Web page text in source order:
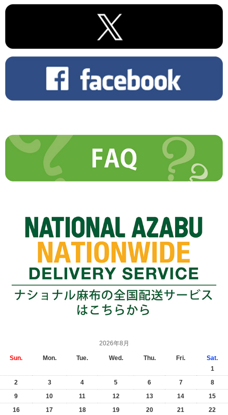
2026年8月
Sun. Mon. Tue. Wed. Thu. Fri.
Sat.
1
2
3 4 5 6 7
8
9
10 11 12 13 14
15
16
17 18 19 20 21
22